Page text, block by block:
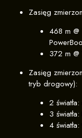
Zasięg
468 m
372 m
Zasięg
tryb drogowy):
2
3
4